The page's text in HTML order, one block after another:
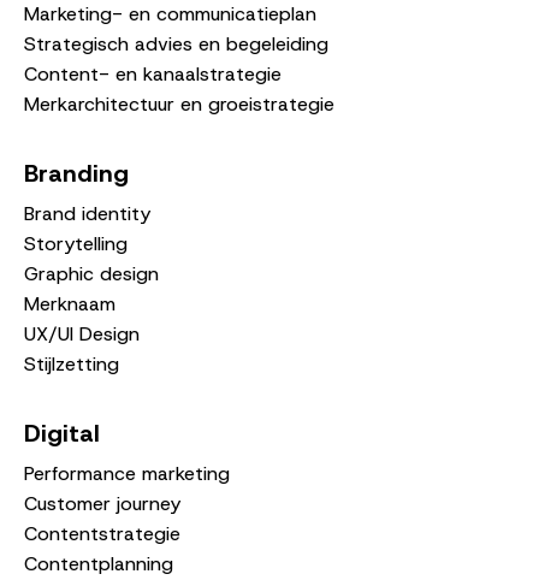
Marketing- en communicatieplan
Strategisch advies en begeleiding
Content- en kanaalstrategie
Merkarchitectuur en groeistrategie
Branding
Brand identity
Storytelling
Graphic design
Merknaam
UX/UI Design
Stijlzetting
Digital
Performance marketing
Customer journey
Contentstrategie
Contentplanning